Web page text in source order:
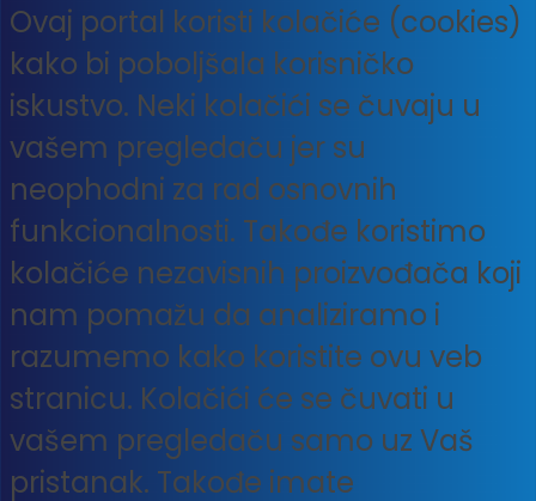
Ovaj portal koristi kolačiće (cookies)
kako bi poboljšala korisničko
iskustvo. Neki kolačići se čuvaju u
vašem pregledaču jer su
neophodni za rad osnovnih
funkcionalnosti. Takođe koristimo
kolačiće nezavisnih proizvođača koji
nam pomažu da analiziramo i
razumemo kako koristite ovu veb
stranicu. Kolačići će se čuvati u
vašem pregledaču samo uz Vaš
pristanak. Takođe imate